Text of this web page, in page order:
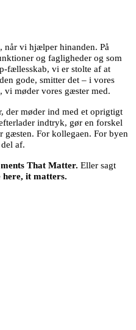
når vi hjælper hinanden. På
og fagligheder og som
fællesskab, vi er stolte af at
gode, smitter det – i vores
vi møder vores gæster med.
der møder ind med et oprigtigt
indtryk, gør en forskel
gæsten. For kollegaen. For byen
af.
That Matter. Eller sagt
here, it matters.